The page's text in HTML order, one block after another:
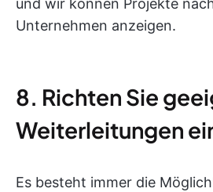
und wir können Projekte
Unternehmen anzeigen.
8. Richten Sie
Weiterleitungen
Es besteht immer die